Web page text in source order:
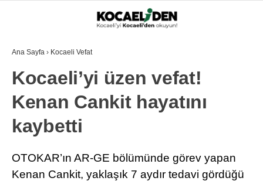
Ana Sayfa › Kocaeli Vefat
Kocaeli’yi üzen vefat!
Kenan Cankit hayatını
kaybetti
OTOKAR’ın AR-GE bölümünde görev yapan
Kenan Cankit, yaklaşık 7 aydır tedavi gördüğü